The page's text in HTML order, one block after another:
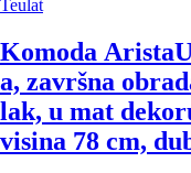
Teulat
Komoda Arista
a, završna
lak, u mat
visina 78 cm,